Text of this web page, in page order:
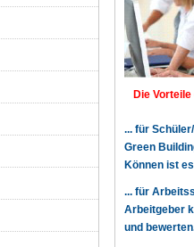
Die
... für
Green
Können ist
... für
Arbeitgeber
und